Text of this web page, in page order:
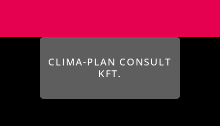
CLIMA-PLAN CONSULT
KFT.